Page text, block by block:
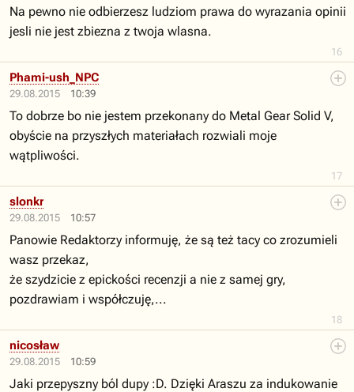
16
Na pewno nie odbierzesz ludziom prawa do wyrazania opinii
jesli nie jest zbiezna z twoja wlasna.
29.08.2015 10:39
17
Phami-ush_NPC
To dobrze bo nie jestem przekonany do Metal Gear Solid V,
obyście na przyszłych materiałach rozwiali moje
wątpliwości.
29.08.2015 10:57
18
slonkr
Panowie Redaktorzy informuję, że są też tacy co zrozumieli
wasz przekaz,
że szydzicie z epickości recenzji a nie z samej gry,
pozdrawiam i współczuję,...
29.08.2015 10:59
nicosław
Jaki przepyszny ból dupy :D. Dzięki Araszu za indukowanie